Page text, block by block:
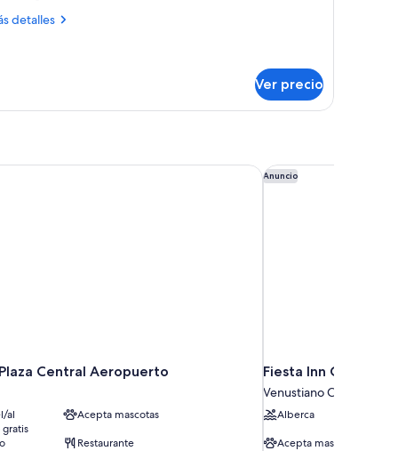
detalles
Ver precio
Central Aeropuerto
al
Acepta mascotas
Restaurante
Central Aeropuerto Anuncio
Fiesta Inn Ciudad
Venustiano Carranza
Alberca
Acepta mascotas
Fiesta Inn Ciudad